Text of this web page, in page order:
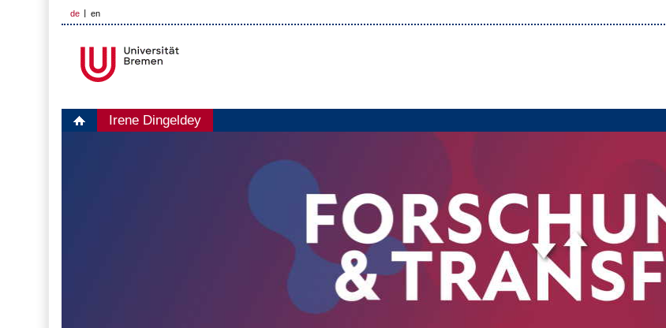
de en
Irene Dingeldey